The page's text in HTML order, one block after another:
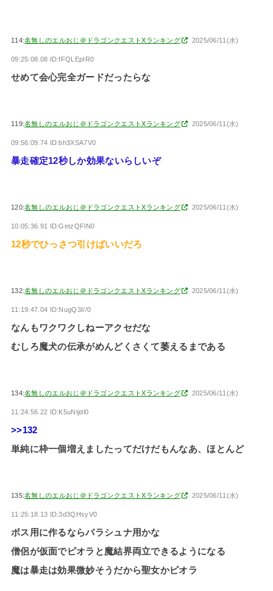
114:名無しのエルおじ＠ドラゴンクエストXランキング 2025/06/11(水)
09:25:08.08 ID:fFQLEpIR0
せめて会心完全ガードだったらな
119:名無しのエルおじ＠ドラゴンクエストXランキング 2025/06/11(水)
09:56:09.74 ID:bh3XSA7V0
暴走確定12秒しか効果ないらしいぞ
120:名無しのエルおじ＠ドラゴンクエストXランキング 2025/06/11(水)
10:05:36.91 ID:GetzQFlN0
12秒でひっさつ引けばいいだろ
132:名無しのエルおじ＠ドラゴンクエストXランキング 2025/06/11(水)
11:19:47.04 ID:NugQ3I//0
なんもワクワクしねーアクセだな
むしろ魔犬の伝承がめんどくさくて萎えるまである
134:名無しのエルおじ＠ドラゴンクエストXランキング 2025/06/11(水)
11:24:56.22 ID:K5uNtjdl0
>>132
単純に枠一個増えましたってだけだもんなあ、ほとんど
135:名無しのエルおじ＠ドラゴンクエストXランキング 2025/06/11(水)
11:25:18.13 ID:3d3QHsyV0
ボス用に作るならバラシュナ用かな
僧侶が仮面でピオラと魔結界両立できるようになる
魔は暴走は効果微妙そうだから聖女かピオラ